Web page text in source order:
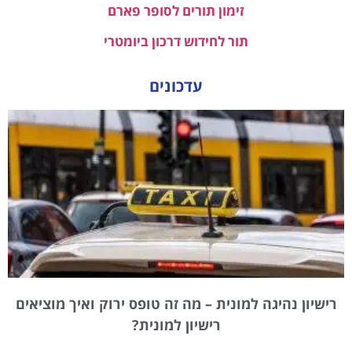
זימון תורים לסופר פארם
תור לחידוש דרכון ביומטרי
עדכונים
רישיון נהיגה למונית – מה זה טופס ירוק ואיך מוציאים
רישיון למונית?